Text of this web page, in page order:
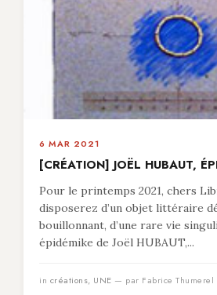
6 MAR 2021
[CRÉATION] JOËL HUBAUT,
Pour le printemps 2021, chers
disposerez d’un objet littéraire
bouillonnant, d’une rare vie
épidémike de Joël HUBAUT,...
in créations, UNE — par Fabrice Thumerel